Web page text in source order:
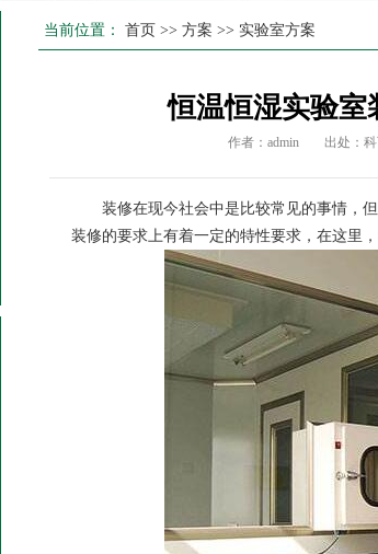
当前位置： 首页 >>方案 >> 实验室方案
恒温恒湿实验室
作者：admin 出处：
装修在现今社会中是比较常见的事情，
装修的要求上有着一定的特性要求，在这里